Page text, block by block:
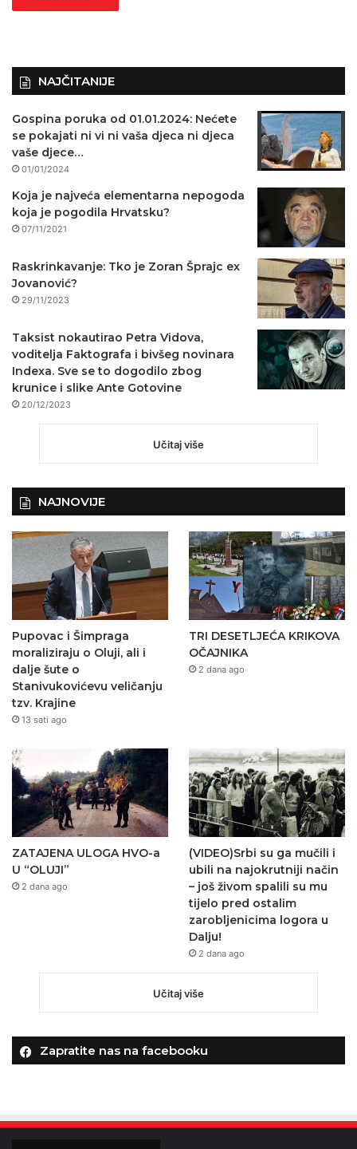
NAJČITANIJE
Gospina poruka od 01.01.2024: Nećete
se pokajati ni vi ni vaša djeca ni djeca
vaše djece…
01/01/2024
Koja je najveća elementarna nepogoda
koja je pogodila Hrvatsku?
07/11/2021
Raskrinkavanje: Tko je Zoran Šprajc ex
Jovanović?
29/11/2023
Taksist nokautirao Petra Vidova,
voditelja Faktografa i bivšeg novinara
Indexa. Sve se to dogodilo zbog
krunice i slike Ante Gotovine
20/12/2023
Učitaj više
NAJNOVIJE
Pupovac i Šimpraga
moraliziraju o Oluji, ali i
dalje šute o
Stanivukovićevu veličanju
tzv. Krajine
13 sati ago
TRI DESETLJEĆA KRIKOVA
OČAJNIKA
2 dana ago
ZATAJENA ULOGA HVO-a
U “OLUJI”
2 dana ago
(VIDEO)Srbi su ga mučili i
ubili na najokrutniji način
– još živom spalili su mu
tijelo pred ostalim
zarobljenicima logora u
Dalju!
2 dana ago
Učitaj više
Zapratite nas na facebooku